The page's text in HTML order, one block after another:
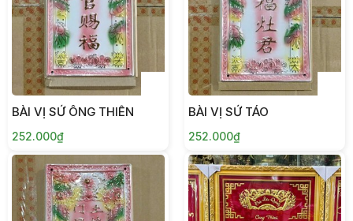
BÀI VỊ SỨ ÔNG THIÊN
252.000₫
BÀI VỊ SỨ TÁO
252.000₫